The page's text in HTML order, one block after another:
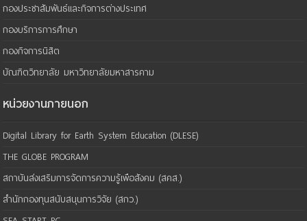
กองประชาสัมพันธ์และกิจการต่างประเทศ
กองบริการการศึกษา
กองกิจการนิสิต
บัณฑิตวิทยาลัย มหาวิทยาลัยมหาสารคาม
หน่วยงานภายนอก
Digital Library for Earth System Education (DLESE)
THE GLOBE PROGRAM
สถาบันส่งเสริมการจัดการความรู้เพือสังคม (สคส.)
สำนักกองทุนสนับสนุนการวิจัย (สกว.)